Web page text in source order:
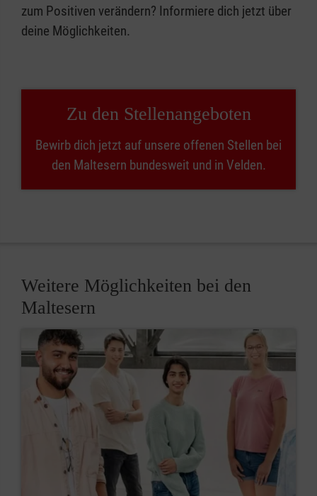
zum Positiven verändern? Informiere dich jetzt über
deine Möglichkeiten.
Zu den Stellenangeboten
Bewirb dich jetzt auf unsere offenen Stellen bei
den Maltesern bundesweit und in Velden.
Weitere Möglichkeiten bei den
Maltesern